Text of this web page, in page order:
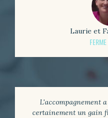
Laurie et
L'accompagnement
certainement un gain